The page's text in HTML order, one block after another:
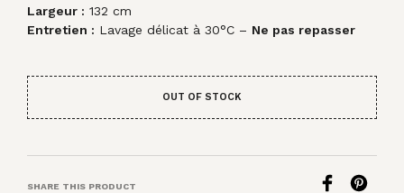
Largeur : 132 cm
Entretien : Lavage délicat à 30°C – Ne pas repasser
OUT OF STOCK
SHARE THIS PRODUCT